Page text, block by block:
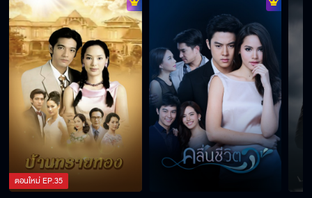
นิทานอะไรฟังแล้วหิว
ผมจะต้องรักษาชีวิตทุกคนให้ได้
พี่ขอโทษนะริศา
ตอนใหม่EP.35